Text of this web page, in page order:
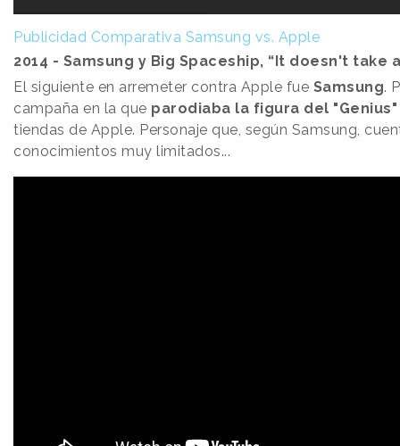
Publicidad Comparativa Samsung vs. Apple
2014 - Samsung y Big Spaceship, “It doesn't take
El siguiente en arremeter contra Apple fue Samsung.
campaña en la que parodiaba la figura del "Genius"
tiendas de Apple. Personaje que, según Samsung,
conocimientos muy limitados...